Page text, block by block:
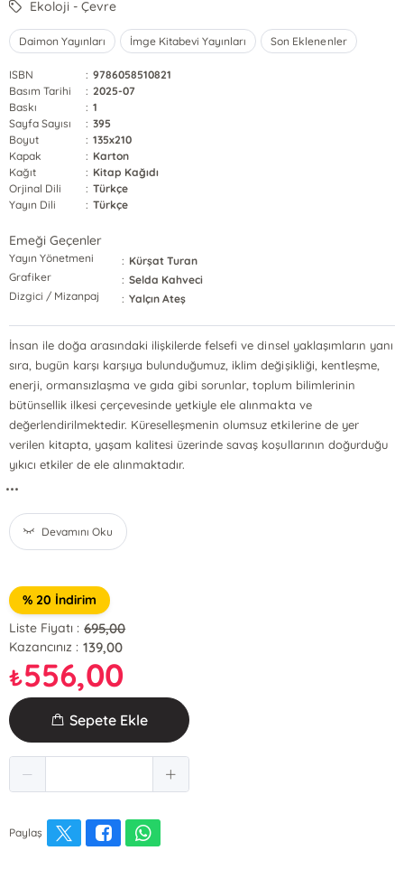
Ekoloji - Çevre
Daimon Yayınları İmge Kitabevi Yayınları Son Eklenenler
ISBN : 9786058510821
Basım Tarihi
: 2025-07
Baskı
: 1
Sayfa Sayısı
: 395
Boyut
: 135x210
Kapak
: Karton
Kağıt
: Kitap Kağıdı
Orjinal Dili
: Türkçe
Yayın Dili
: Türkçe
Emeği Geçenler
Yayın Yönetmeni : Kürşat Turan
Grafiker
: Selda Kahveci
Dizgici / Mizanpaj
: Yalçın Ateş
İnsan ile doğa arasındaki ilişkilerde felsefi ve dinsel yaklaşımların yanı
sıra, bugün karşı karşıya bulunduğumuz, iklim değişikliği, kentleşme,
enerji, ormansızlaşma ve gıda gibi sorunlar, toplum bilimlerinin
bütünsellik ilkesi çerçevesinde yetkiyle ele alınmakta ve
değerlendirilmektedir. Küreselleşmenin olumsuz etkilerine de yer
verilen kitapta, yaşam kalitesi üzerinde savaş koşullarının doğurduğu
yıkıcı etkiler de ele alınmaktadır.
...
Devamını Oku
% 20 İndirim
Liste Fiyatı : 695,00
Kazancınız : 139,00
₺556,00
Sepete Ekle
Paylaş